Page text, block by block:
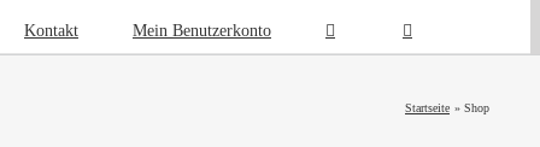
Kontakt Mein Benutzerkonto
Startseite Shop